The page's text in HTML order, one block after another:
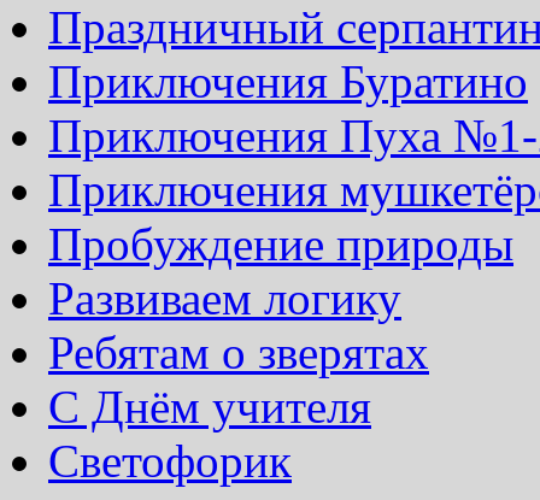
Праздничный
Приключения Буратино
Приключения Пуха
Приключения
Пробуждение природы
Развиваем логику
Ребятам о зверятах
С Днём учителя
Светофорик